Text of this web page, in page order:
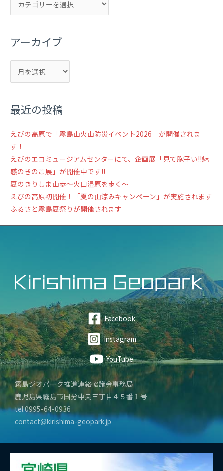
アーカイブ
最近の投稿
えびの高原で「霧島山火山防災イベント2026」が開催されま
す！
えびのエコミュージアムセンターにて、企画展「見て胞子い!!魅
惑のきのこ展」が開催中です!!
夏のきりしま山歩～火口湿原を歩く～
えびの高原初開催！「夏の山涼みキャンペーン」が実施されます
ふるさと霧島夏祭りが開催されます
Facebook
Instagram
YouTube
霧島ジオパーク推進連絡協議会事務局
鹿児島県霧島市国分中央三丁目４５番１号
tel.0995-64-0936
contact@kirishima-geopark.jp